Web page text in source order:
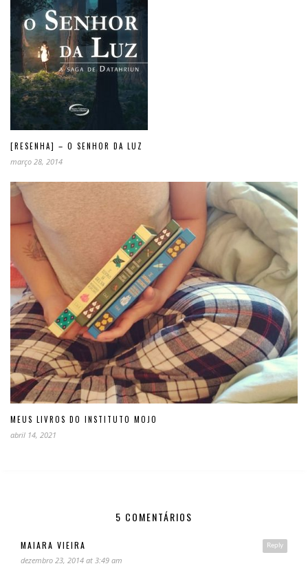
[RESENHA] – O SENHOR DA LUZ
março 28, 2014
MEUS LIVROS DO INSTITUTO MOJO
abril 14, 2021
5 COMENTÁRIOS
Reply
MAIARA VIEIRA
dezembro 23, 2014 at 3:49 am